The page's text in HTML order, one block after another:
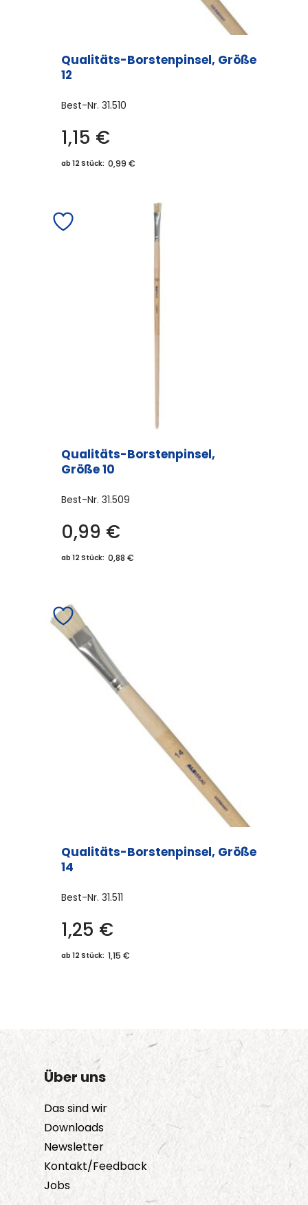
Qualitäts-Borstenpinsel, Größe
12
Best-Nr. 31.510
1,15 €
ab 12 Stück: 0,99 €
Qualitäts-Borstenpinsel,
Größe 10
Best-Nr. 31.509
0,99 €
ab 12 Stück: 0,88 €
Qualitäts-Borstenpinsel, Größe
14
Best-Nr. 31.511
1,25 €
ab 12 Stück: 1,15 €
Über uns
Das sind wir
Downloads
Newsletter
Kontakt/Feedback
Jobs